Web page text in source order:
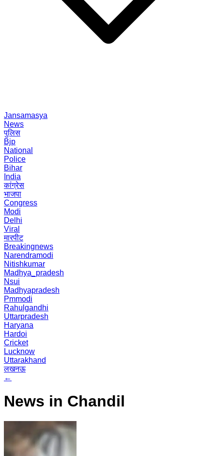
Jansamasya
News
पुलिस
Bjp
National
Police
Bihar
India
कांग्रेस
भाजपा
Congress
Modi
Delhi
Viral
मारपीट
Breakingnews
Narendramodi
Nitishkumar
Madhya_pradesh
Nsui
Madhyapradesh
Pmmodi
Rahulgandhi
Uttarpradesh
Haryana
Hardoi
Cricket
Lucknow
Uttarakhand
लखनऊ
←
News in Chandil